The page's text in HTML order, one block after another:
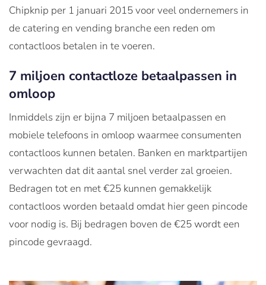
Chipknip per 1 januari 2015 voor veel ondernemers in
de catering en vending branche een reden om
contactloos betalen in te voeren.
7 miljoen contactloze betaalpassen in
omloop
Inmiddels zijn er bijna 7 miljoen betaalpassen en
mobiele telefoons in omloop waarmee consumenten
contactloos kunnen betalen. Banken en marktpartijen
verwachten dat dit aantal snel verder zal groeien.
Bedragen tot en met €25 kunnen gemakkelijk
contactloos worden betaald omdat hier geen pincode
voor nodig is. Bij bedragen boven de €25 wordt een
pincode gevraagd.